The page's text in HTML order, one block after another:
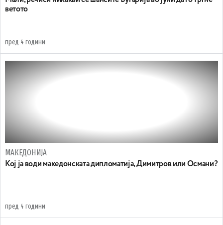
ветото
пред 4 години
МАКЕДОНИЈА
Кој ја води македонската дипломатија, Димитров или Османи?
пред 4 години